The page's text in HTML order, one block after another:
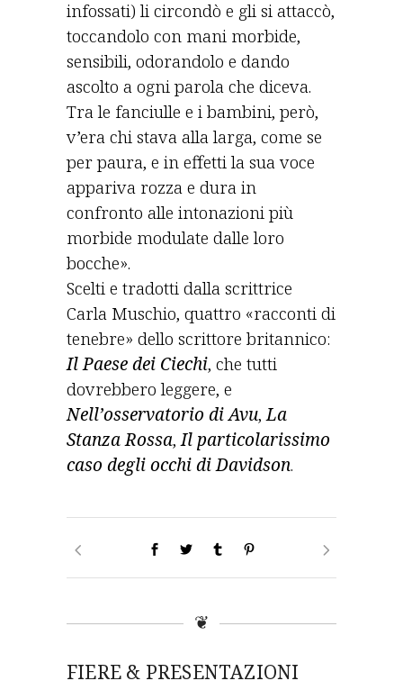
infossati) li circondò e gli si attaccò,
toccandolo con mani morbide,
sensibili, odorandolo e dando
ascolto a ogni parola che diceva.
Tra le fanciulle e i bambini, però,
v’era chi stava alla larga, come se
per paura, e in effetti la sua voce
appariva rozza e dura in
confronto alle intonazioni più
morbide modulate dalle loro
bocche».
Scelti e tradotti dalla scrittrice
Carla Muschio, quattro «racconti di
tenebre» dello scrittore britannico:
Il Paese dei Ciechi, che tutti
dovrebbero leggere, e
Nell’osservatorio di Avu,La
Stanza Rossa,Il particolarissimo
caso degli occhi di Davidson.
❦
FIERE & PRESENTAZIONI